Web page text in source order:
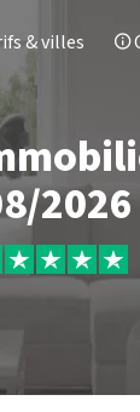
& villes
2026